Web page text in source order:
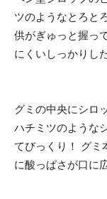
ツのようなとろと
供がぎゅっと握っ
にくいしっかりし
グミの中央にシロ
ハチミツのような
てびっくり！ グミ
に酸っぱさが口に